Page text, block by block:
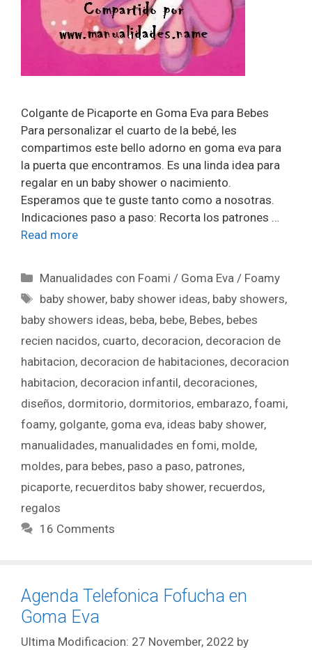
Colgante de Picaporte en Goma Eva para Bebes
Para personalizar el cuarto de la bebé, les
compartimos este bello adorno en goma eva para
la puerta que encontramos. Es una linda idea para
regalar en un baby shower o nacimiento.
Esperamos que te guste tanto como a nosotras.
Indicaciones paso a paso: Recorta los patrones …
Read more
Manualidades con Foami / Goma Eva / Foamy
baby shower, baby shower ideas, baby showers,
baby showers ideas, beba, bebe, Bebes, bebes
recien nacidos, cuarto, decoracion, decoracion de
habitacion, decoracion de habitaciones, decoracion
habitacion, decoracion infantil, decoraciones,
diseños, dormitorio, dormitorios, embarazo, foami,
foamy, golgante, goma eva, ideas baby shower,
manualidades, manualidades en fomi, molde,
moldes, para bebes, paso a paso, patrones,
picaporte, recuerditos baby shower, recuerdos,
regalos
16 Comments
Agenda Telefonica Fofucha en
Goma Eva
27 November, 2022 by